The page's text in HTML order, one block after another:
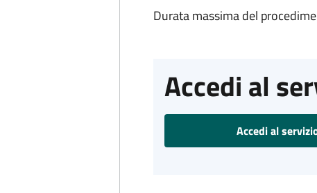
Durata massima del
Accedi al
Accedi al